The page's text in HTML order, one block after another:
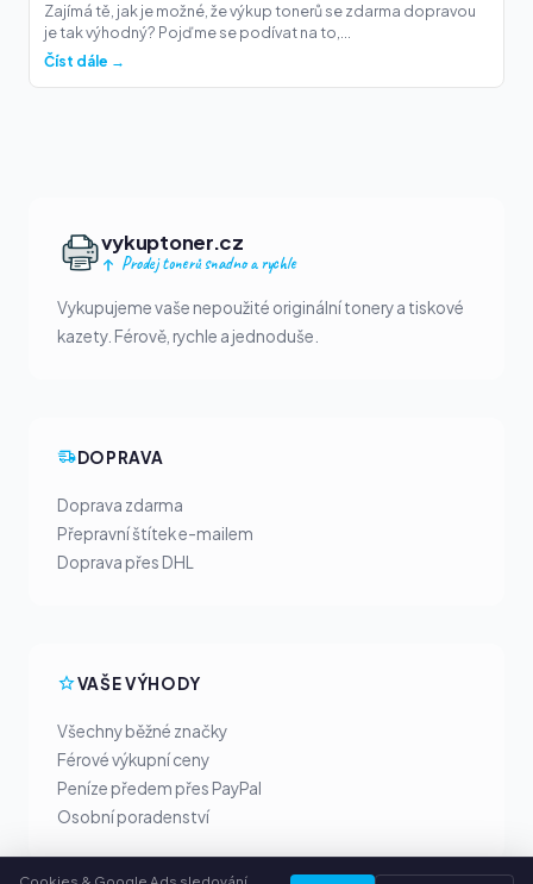
Zajímá tě, jak je možné, že výkup tonerů se zdarma dopravou
je tak výhodný? Pojďme se podívat na to,...
Číst dále →
vykuptoner.cz
Prodej tonerů snadno a rychle
Vykupujeme vaše nepoužité originální tonery a tiskové
kazety. Férově, rychle a jednoduše.
DOPRAVA
Doprava zdarma
Přepravní štítek e-mailem
Doprava přes DHL
VAŠE VÝHODY
Všechny běžné značky
Férové výkupní ceny
Peníze předem přes PayPal
Osobní poradenství